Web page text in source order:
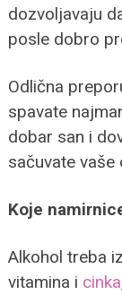
dozvoljavaju
posle dobro
Odlična
spavate
dobar san i
sačuvate vaše
Koje
Alkohol treba
vitamina i cinka